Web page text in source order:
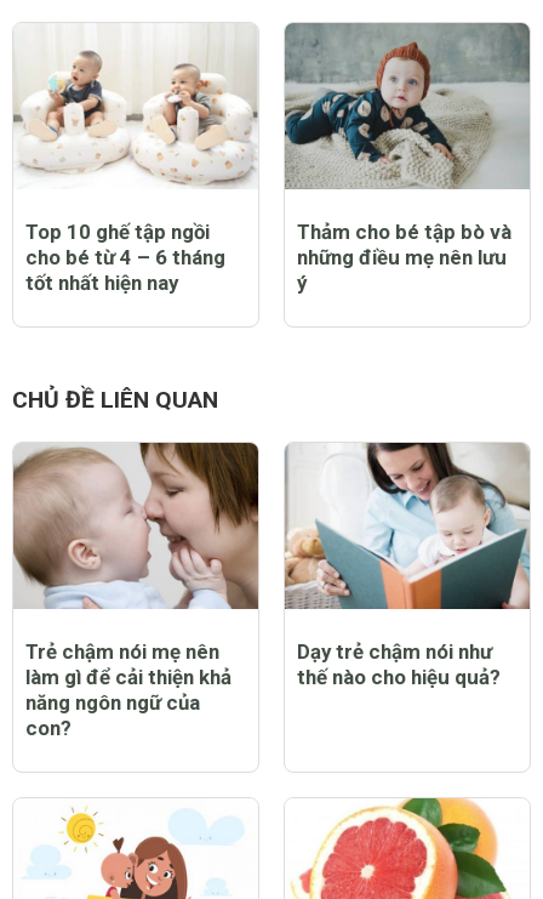
Top 10 ghế tập ngồi
cho bé từ 4 – 6 tháng
tốt nhất hiện nay
Thảm cho bé tập bò và
những điều mẹ nên lưu
ý
CHỦ ĐỀ LIÊN QUAN
Trẻ chậm nói mẹ nên
làm gì để cải thiện khả
năng ngôn ngữ của
con?
Dạy trẻ chậm nói như
thế nào cho hiệu quả?